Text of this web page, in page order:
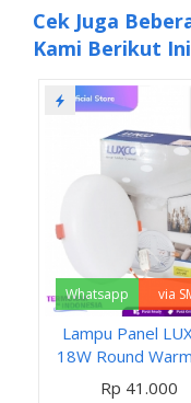
Cek Juga
Kami Berikut
Whatsapp via
Lampu Panel
18W Round
Rp 41.000